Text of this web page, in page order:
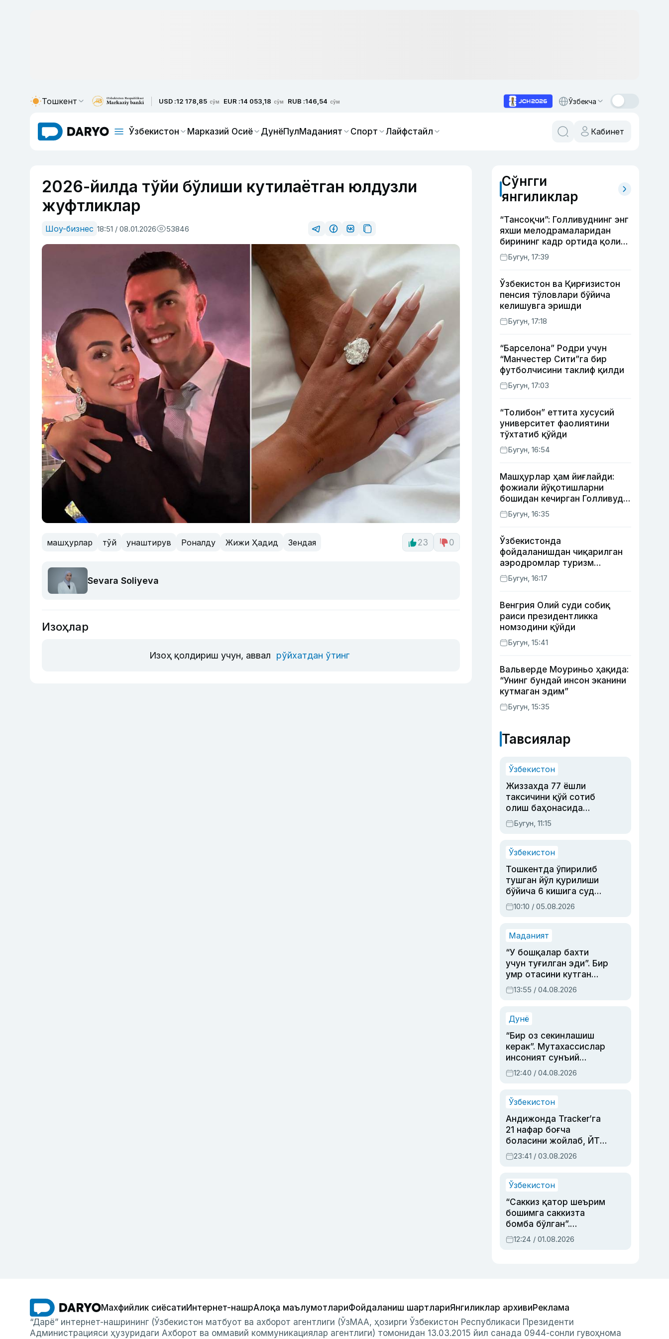
Тошкент USD :12 178,85 сўм EUR :14 053,18 сўм RUB :146,54 сўм Ўзбекча
Ўзбекистон Марказий Осиё ДунёПулМаданият Спорт Лайфстайл Кабинет
2026-йилда тўйи бўлиши кутилаётган юлдузли
жуфтликлар
Шоу-бизнес 18:51 / 08.01.2026 53846
машҳурлар тўй унаштирув Роналду Жижи Ҳадид Зендая 23 0
Sevara Soliyeva
Изоҳлар
Изоҳ қолдириш учун, аввал рўйхатдан ўтинг
Сўнгги
янгиликлар
“Тансоқчи”: Голливуднинг энг
яхши мелодрамаларидан
бирининг кадр ортида қолиб
кетган воқеалари
Бугун, 17:39
Ўзбекистон ва Қирғизистон
пенсия тўловлари бўйича
келишувга эришди
Бугун, 17:18
“Барселона” Родри учун
“Манчестер Сити”га бир
футболчисини таклиф қилди
Бугун, 17:03
“Толибон” еттита хусусий
университет фаолиятини
тўхтатиб қўйди
Бугун, 16:54
Машҳурлар ҳам йиғлайди:
фожиали йўқотишларни
бошидан кечирган Голливуд
юлдузлари
Бугун, 16:35
Ўзбекистонда
фойдаланишдан чиқарилган
аэродромлар туризм
мақсадида ижарага
берилиши мумкин
Бугун, 16:17
Венгрия Олий суди собиқ
раиси президентликка
номзодини қўйди
Бугун, 15:41
Вальверде Моуриньо ҳақида:
“Унинг бундай инсон эканини
кутмаган эдим”
Бугун, 15:35
Тавсиялар
Ўзбекистон
Жиззахда 77 ёшли
таксичини қўй сотиб
олиш баҳонасида
яйловга олиб бориб
ўлдирган йигит 20
Бугун, 11:15
Ўзбекистон
Тошкентда ўпирилиб
тушган йўл қурилиши
бўйича 6 кишига суд
ҳукми ўқилди
10:10 / 05.08.2026
Маданият
“У бошқалар бахти
учун туғилган эди”. Бир
умр отасини кутган
актриса ва дубльяж
устаси Римма
синовларга тўла ҳаёти
13:55 / 04.08.2026
Дунё
“Бир оз секинлашиш
керак”. Мутахассислар
инсоният сунъий
интеллектни бошқара
олмай қолишидан
12:40 / 04.08.2026
Ўзбекистон
Андижонда Tracker’га
21 нафар боғча
боласини жойлаб, ЙТҲ
содир этган аёлга суд
ҳукми ўқилди
23:41 / 03.08.2026
Ўзбекистон
“Саккиз қатор шеърим
бошимга саккизта
бомба бўлган”.
Абдулла Ориповни
сиёсий айбловлардан
12:24 / 01.08.2026
Махфийлик сиёсатиИнтернет-нашрАлоқа маълумотлариФойдаланиш шартлариЯнгиликлар архивиРеклама
“Дарё” интернет-нашрининг (Ўзбекистон матбуот ва ахборот агентлиги (ЎзМАА, ҳозирги Ўзбекистон Республикаси Президенти
Администрацияси ҳузуридаги Ахборот ва оммавий коммуникациялар агентлиги) томонидан 13.03.2015 йил санада 0944-сонли гувоҳнома